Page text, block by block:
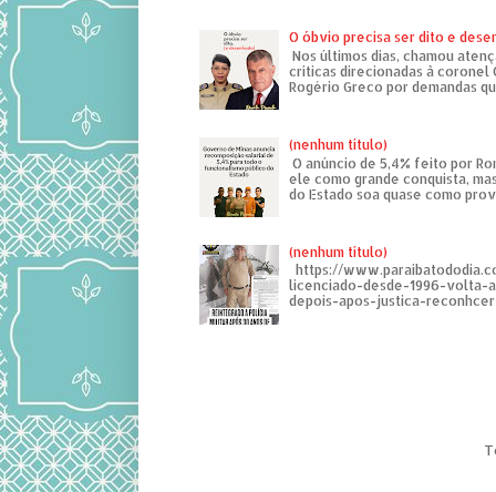
O óbvio precisa ser dito e
Nos últimos dias, chamou
críticas direcionadas à coronel
Rogério Greco por demandas
(nenhum título)
O anúncio de 5,4% feito por
ele como grande conquista,
do Estado soa quase como
(nenhum título)
https://
licenciado-desde-1996-volta-
depois-apos-justica-